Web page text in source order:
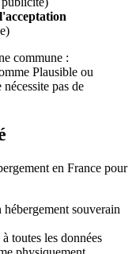
commune :
Plausible ou
pas de
en France pour
souverain
toutes les données